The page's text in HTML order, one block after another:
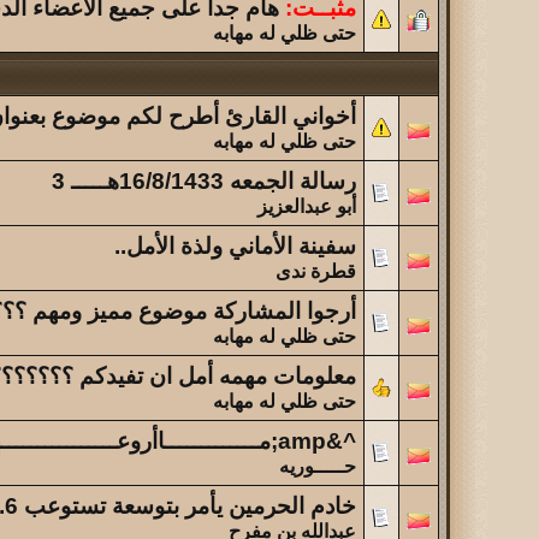
الموضوع
فقدتك ...
آخر عشرة أخبار عن أهالي القاريه ولحيفه
مثبــت: هام جداً على جميع الاعضاء
حتى ظلي له مهابه
أخواني القارئ أطرح لكم موضوع
حتى ظلي له مهابه
رسالة الجمعه 16/8/1433هـــــ 3
أبو عبدالعزيز
سفينة الأماني ولذة الأمل..
قطرة ندى
أرجوا المشاركة موضوع مميز ومهم
حتى ظلي له مهابه
معلومات مهمه أمل ان تفيدكم
حتى ظلي له مهابه
^&amp;مـــــــــــــاأروعــــــــــــــــها الحيــــــــــــــــــاه &amp;^
حـــــوريه
خادم الحرمين يأمر بتوسعة تستوعب 1.6 مليون مصل بالحرم النبوي
عبدالله بن مفرح